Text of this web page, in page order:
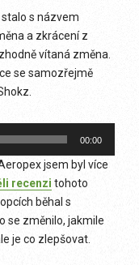
stalo s názvem
a zkrácení z
vítaná změna.
se samozřejmě
00:00
jsem byl více
recenzi tohoto
běhal s
se změnilo, jakmile
je co zlepšovat.